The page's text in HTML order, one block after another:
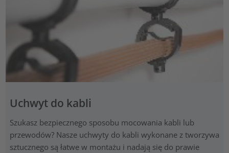
Uchwyt do kabli
Szukasz bezpiecznego sposobu mocowania kabli lub
przewodów? Nasze uchwyty do kabli wykonane z tworzywa
sztucznego są łatwe w montażu i nadają się do prawie